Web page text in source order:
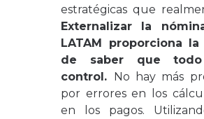
estratégicas que
Externalizar la
LATAM proporciona
de saber que
control. No hay más
por errores en los
en los pagos.